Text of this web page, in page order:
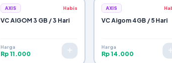
AXIS Habis
VC AIGOM 3 GB / 3 Hari
Harga
Rp 11.000
AXIS
VC Aigom 4GB / 5 Hari
Harga
Rp 14.000